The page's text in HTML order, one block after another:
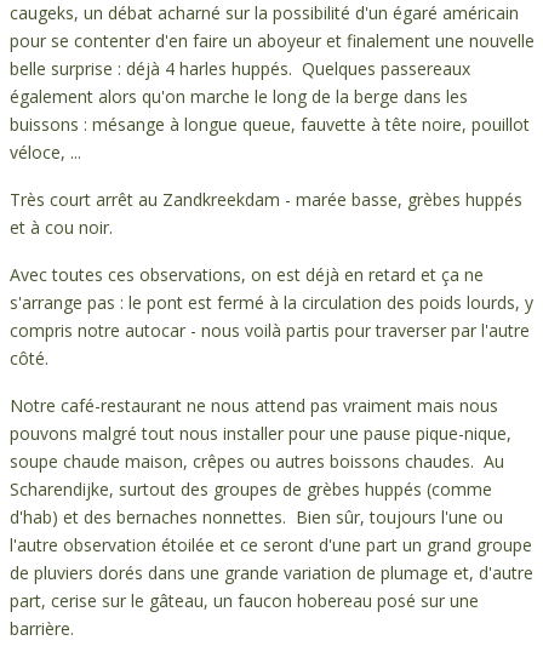
caugeks, un débat acharné sur la possibilité d'un égaré américain
pour se contenter d'en faire un aboyeur et finalement une nouvelle
belle surprise : déjà 4 harles huppés. Quelques passereaux
également alors qu'on marche le long de la berge dans les
buissons : mésange à longue queue, fauvette à tête noire, pouillot
véloce, ...
Très court arrêt au Zandkreekdam - marée basse, grèbes huppés
et à cou noir.
Avec toutes ces observations, on est déjà en retard et ça ne
s'arrange pas : le pont est fermé à la circulation des poids lourds, y
compris notre autocar - nous voilà partis pour traverser par l'autre
côté.
Notre café-restaurant ne nous attend pas vraiment mais nous
pouvons malgré tout nous installer pour une pause pique-nique,
soupe chaude maison, crêpes ou autres boissons chaudes. Au
Scharendijke, surtout des groupes de grèbes huppés (comme
d'hab) et des bernaches nonnettes. Bien sûr, toujours l'une ou
l'autre observation étoilée et ce seront d'une part un grand groupe
de pluviers dorés dans une grande variation de plumage et, d'autre
part, cerise sur le gâteau, un faucon hobereau posé sur une
barrière.